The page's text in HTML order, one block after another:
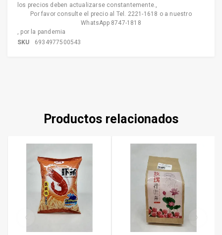
los precios deben actualizarse constantemente.,
Por favor consulte el precio al Tel. 2221-1618 o a nuestro
WhatsApp 8747-1818
, por la pandemia
SKU
6934977500543
Productos relacionados